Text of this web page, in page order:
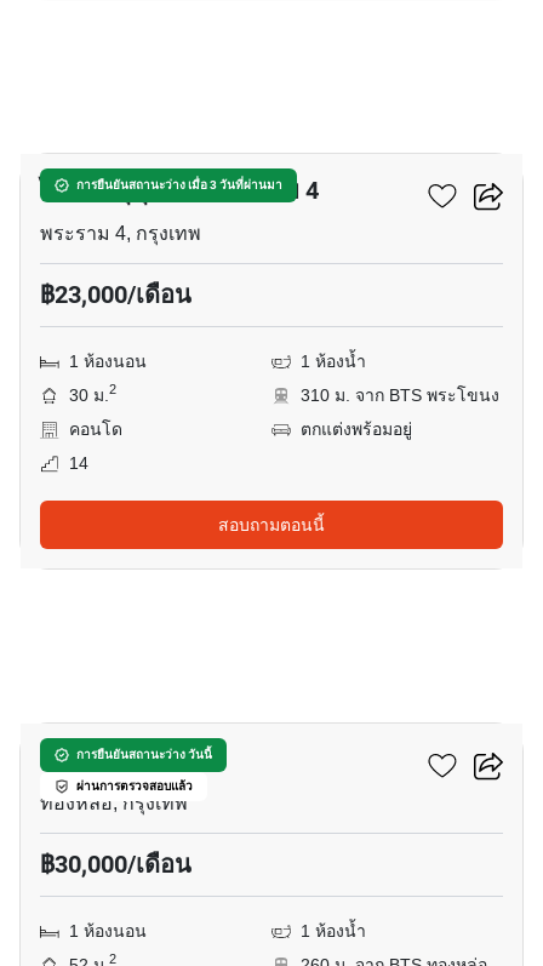
การยืนยันสถานะว่าง เมื่อ 3 วันที่ผ่านมา
ไอดีโอ สุขุมวิท - พระราม 4
พระราม 4, กรุงเทพ
฿23,000/เดือน
1 ห้องนอน
1 ห้องน้ำ
30 ม.2
310 ม. จาก BTS พระโขนง
คอนโด
ตกแต่งพร้อมอยู่
14
สอบถามตอนนี้
การยืนยันสถานะว่าง วันนี้
ผ่านการตรวจสอบแล้ว
สิริ แอท สุขุมวิท
ทองหล่อ, กรุงเทพ
฿30,000/เดือน
1 ห้องนอน
1 ห้องน้ำ
2